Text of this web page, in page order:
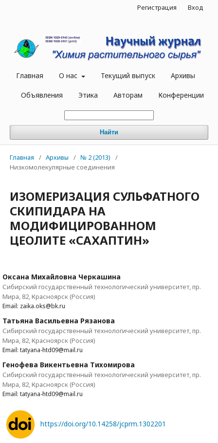
Главная О нас Текущий выпуск Архивы
Объявления Этика Авторам Конференции
Найти
Регистрация Вход
Главная / Архивы / № 2 (2013)
/
Низкомолекулярные соединения
ИЗОМЕРИЗАЦИЯ СУЛЬФАТНОГО
СКИПИДАРА НА
МОДИФИЦИРОВАННОМ
ЦЕОЛИТЕ «САХАПТИН»
Оксана Михайловна Черкашина
Сибирский государственный технологический университет, пр.
Мира, 82, Красноярск (Россия)
Email: zaika.oks@bk.ru
Татьяна Васильевна Рязанова
Сибирский государственный технологический университет, пр.
Мира, 82, Красноярск (Россия)
Email: tatyana-htd09@mail.ru
Генофева Викентьевна Тихомирова
Сибирский государственный технологический университет, пр.
Мира, 82, Красноярск (Россия)
Email: tatyana-htd09@mail.ru
https://doi.org/10.14258/jcprm.1302201